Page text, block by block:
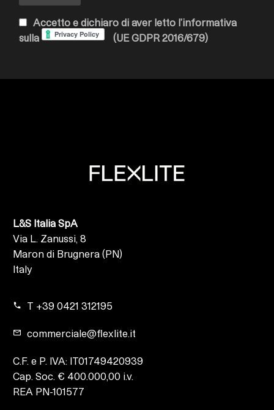
Accetto e dichiaro di aver letto l’informativa
sulla
(UE GDPR 2016/679)
L&S Italia SpA
Via L. Zanussi, 8
Maron di Brugnera (PN)
Italy
T +39 0421 312195
commerciale@flexlite.it
C.F. e P. IVA: IT01749420939
Cap. Soc. € 400.000,00 i.v.
REA PN-101577